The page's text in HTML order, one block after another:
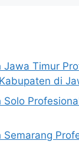
Jawa Timur
di
Solo